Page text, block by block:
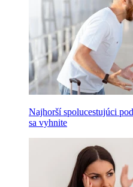
Najhorší spolucestujúci
sa vyhnite